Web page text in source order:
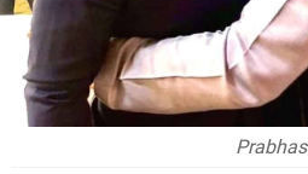
Prabhas